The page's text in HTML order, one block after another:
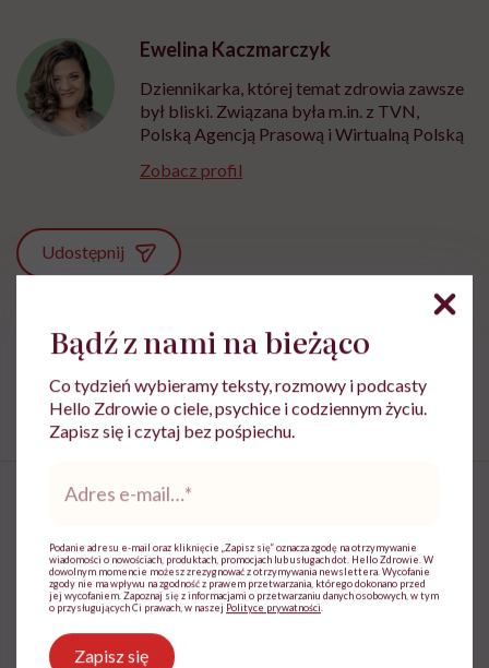
Ewelina Kaczmarczyk
Dziennikarka, której temat zdrowia zawsze
był bliski. Związana była m.in. z TVN,
Polską Agencją Prasową i Wirtualną Polską
Zobacz profil
Udostępnij
Powiązane tematy:
Aktywność fizyczna Gluten Kalorie
Kasia Bigos: „Absolutnie każdy
mięsień zasługuje na to, żeby
być wytrenowanym”
Bądź z nami na bieżąco
Co tydzień wybieramy teksty, rozmowy i podcasty
Hello Zdrowie o ciele, psychice i codziennym życiu.
Zapisz się i czytaj bez pośpiechu.
mail*
Podanie adresu e-mail oraz kliknięcie „Zapisz się” oznacza zgodę na otrzymywanie
wiadomości o nowościach, produktach, promocjach lub usługach dot. Hello Zdrowie. W
dowolnym momencie możesz zrezygnować z otrzymywania newslettera. Wycofanie
zgody nie ma wpływu na zgodność z prawem przetwarzania, którego dokonano przed
jej wycofaniem. Zapoznaj się z informacjami o przetwarzaniu danych osobowych, w tym
o przysługujących Ci prawach, w naszej Polityce prywatności
Zapisz się